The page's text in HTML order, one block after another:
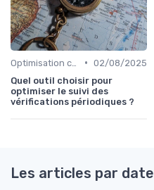
• 02/08/2025
Quel outil choisir pour
optimiser le suivi des
vérifications périodiques ?
Les articles par date